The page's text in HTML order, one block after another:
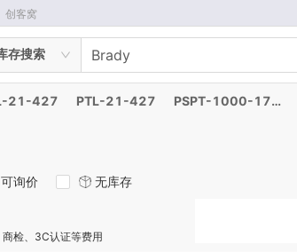
创客窝
存搜索
21-427 PTL-21-427 PSPT-1000-175-WT
可询价
无库存
检、3C认证等费用